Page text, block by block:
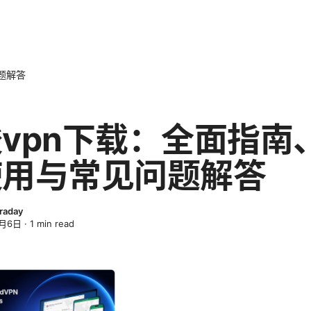
解答
下载：全面指南
与常见问题解答
6日 · 1 min read